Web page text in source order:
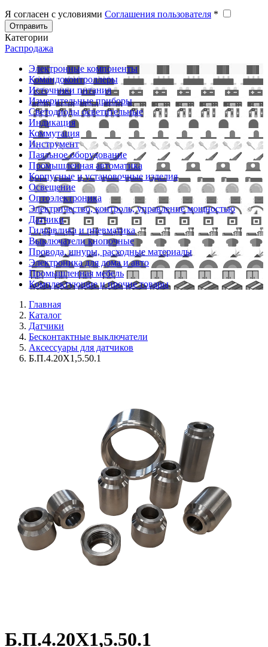
Я согласен с условиями Соглашения пользователя *
Отправить
Категории
Распродажа
Электронные компоненты
Командоконтроллеры
Источники питания
Измерительные приборы
Светодиоды осветительные
Индикация
Коммутация
Инструмент
Паяльное оборудование
Промышленная автоматика
Корпусные и установочные изделия
Освещение
Оптоэлектроника
Электричество, контроль, управление мощностью
Датчики
Гидравлика и пневматика
Выключатели кнопочные
Провода, шнуры, расходные материалы
Электроника для дома и авто
Промышленная мебель
Комплектующие и прочие товары
Главная
Каталог
Датчики
Бесконтактные выключатели
Аксессуары для датчиков
Б.П.4.20Х1,5.50.1
Б.П.4.20Х1,5.50.1